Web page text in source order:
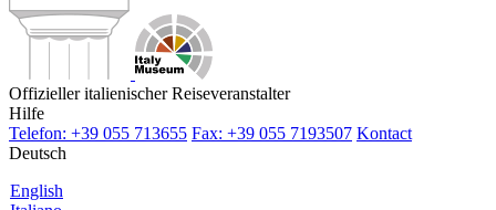
Offizieller italienischer Reiseveranstalter
Hilfe
Telefon: +39 055 713655 Fax: +39 055 7193507 Kontact
Deutsch
English